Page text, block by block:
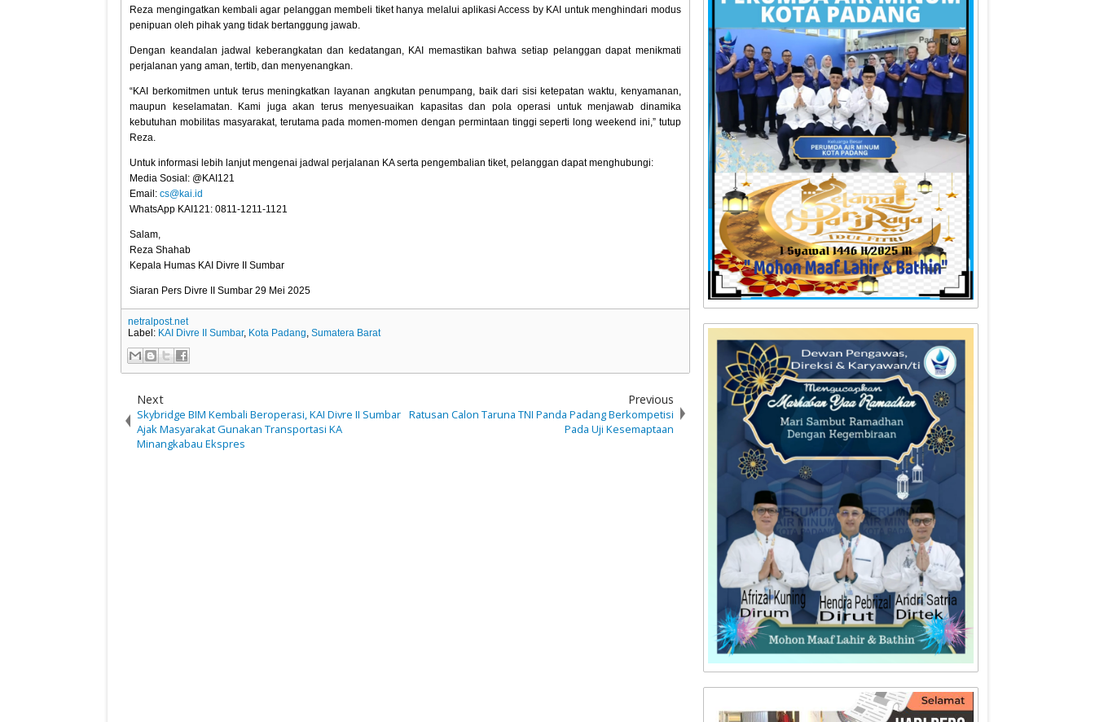
Reza mengingatkan kembali agar pelanggan membeli tiket hanya melalui aplikasi Access by KAI untuk menghindari modus
penipuan oleh pihak yang tidak bertanggung jawab.
Dengan keandalan jadwal keberangkatan dan kedatangan, KAI memastikan bahwa setiap pelanggan dapat menikmati
perjalanan yang aman, tertib, dan menyenangkan.
“KAI berkomitmen untuk terus meningkatkan layanan angkutan penumpang, baik dari sisi ketepatan waktu, kenyamanan,
maupun keselamatan. Kami juga akan terus menyesuaikan kapasitas dan pola operasi untuk menjawab dinamika
kebutuhan mobilitas masyarakat, terutama pada momen-momen dengan permintaan tinggi seperti long weekend ini,” tutup
Reza.
Untuk informasi lebih lanjut mengenai jadwal perjalanan KA serta pengembalian tiket, pelanggan dapat menghubungi:
Media Sosial: @KAI121
Email:cs@kai.id
WhatsApp KAI121: 0811-1211-1121
Salam,
Reza Shahab
Kepala Humas KAI Divre II Sumbar
Siaran Pers Divre II Sumbar 29 Mei 2025
netralpost.net
Label: KAI Divre II Sumbar, Kota Padang,Sumatera Barat
Next
Skybridge BIM Kembali Beroperasi, KAI Divre II Sumbar
Ajak Masyarakat Gunakan Transportasi KA
Minangkabau Ekspres
Previous
Ratusan Calon Taruna TNI Panda Padang Berkompetisi
Pada Uji Kesemaptaan